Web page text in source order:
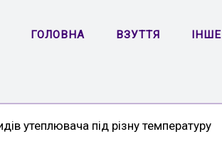
ГОЛОВНА ВЗУТТЯ ІНШЕ
утеплювача під різну температуру